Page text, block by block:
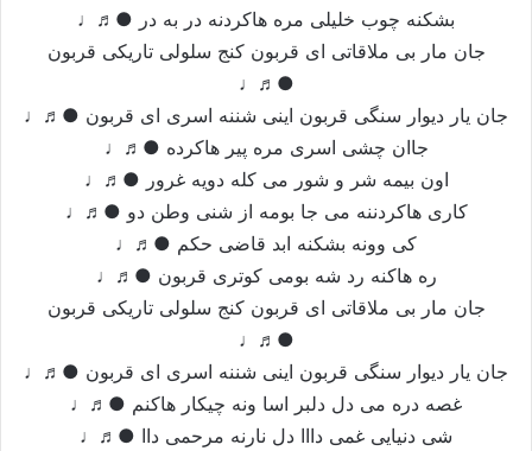
بشکنه چوب خلیلی مره هاکردنه در به در ●♬♩
جان مار بی ملاقاتی ای قربون کنج سلولی تاریکی قربون
●♬♩
جان یار دیوار سنگی قربون اینی شننه اسری ای قربون ●♬♩
جاان چشی اسری مره پیر هاکرده ●♬♩
اون بیمه شر و شور می کله دویه غرور ●♬♩
کاری هاکردننه می جا بومه از شنی وطن دو ●♬♩
کی وونه بشکنه ابد قاضی حکم ●♬♩
ره هاکنه رد شه بومی کوتری قربون ●♬♩
جان مار بی ملاقاتی ای قربون کنج سلولی تاریکی قربون
●♬♩
جان یار دیوار سنگی قربون اینی شننه اسری ای قربون ●♬♩
غصه دره می دل دلبر اسا ونه چیکار هاکنم ●♬♩
شی دنیایی غمی دااا دل نارنه مرحمی داا ●♬♩